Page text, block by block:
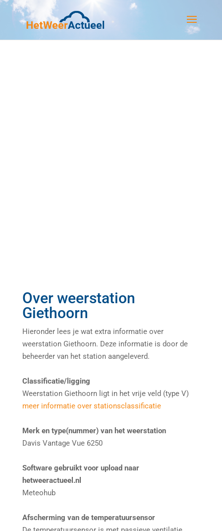
Over weerstation
Giethoorn
Hieronder lees je wat extra informatie over
weerstation Giethoorn. Deze informatie is door de
beheerder van het station aangeleverd.
Classificatie/ligging
Weerstation Giethoorn ligt in het vrije veld (type V)
meer informatie over stationsclassificatie
Merk en type(nummer) van het weerstation
Davis Vantage Vue 6250
Software gebruikt voor upload naar
hetweeractueel.nl
Meteohub
Afscherming van de temperatuursensor